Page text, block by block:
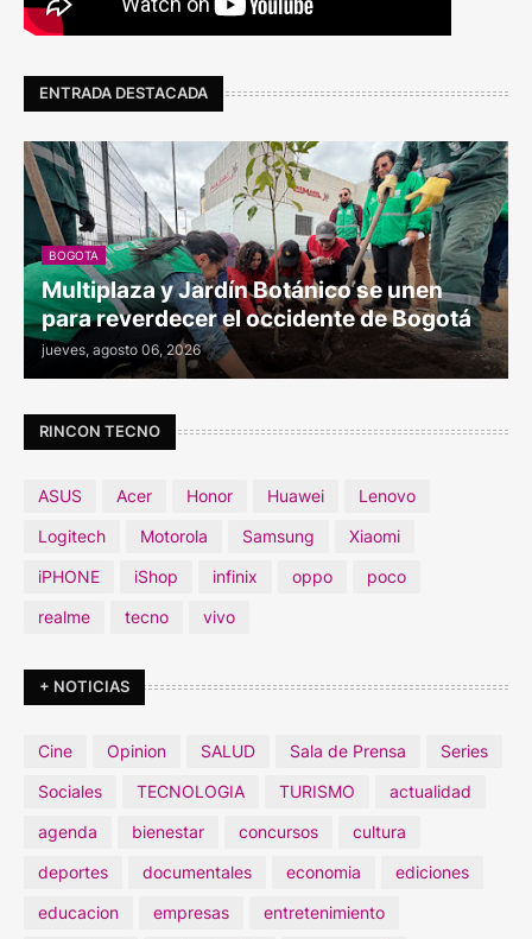
ENTRADA DESTACADA
BOGOTA
Multiplaza y Jardín Botánico se unen
para reverdecer el occidente de Bogotá
jueves, agosto 06, 2026
RINCON TECNO
ASUS Acer Honor Huawei
Lenovo
Logitech
Motorola Samsung
Xiaomi
iPHONE
iShop infinix oppo
poco
realme
tecno vivo
+ NOTICIAS
Cine Opinion SALUD Sala de Prensa
Series
Sociales
TECNOLOGIA TURISMO
actualidad
agenda
bienestar concursos
cultura
deportes
documentales economia
ediciones
educacion
empresas
entretenimiento